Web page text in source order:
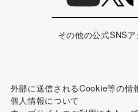
公式オンラインストア
ZOJIRUSHIオーナーサービ
WORLD WIDE